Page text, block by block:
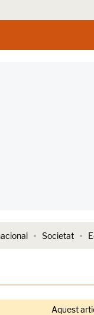
Societat
Aquest